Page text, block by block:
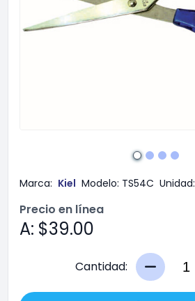
Marca: Kiel Modelo: TS54C Unidad:
Precio en línea
A: $39.00
Cantidad: